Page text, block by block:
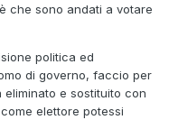
che sono andati a votare
politica ed
di governo, faccio per
e sostituito con
elettore potessi